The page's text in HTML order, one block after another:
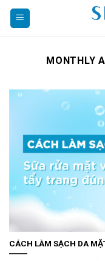
Skip
MONTHLY
CÁCH LÀM SẠCH DA